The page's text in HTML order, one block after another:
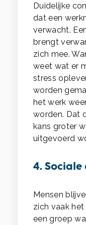
Duidelijke
dat een
verwacht.
brengt
zich mee.
weet wat er
stress
worden
het werk
worden. Dat
kans groter
uitgevoerd
4. Sociale
Mensen
zich vaak
een groep